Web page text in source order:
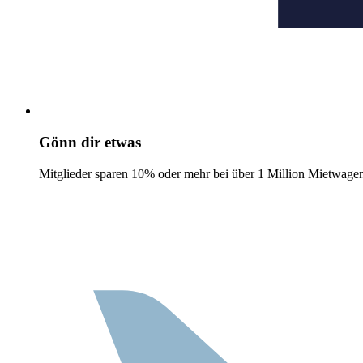
Gönn dir etwas
Mitglieder sparen 10% oder mehr bei über 1 Million